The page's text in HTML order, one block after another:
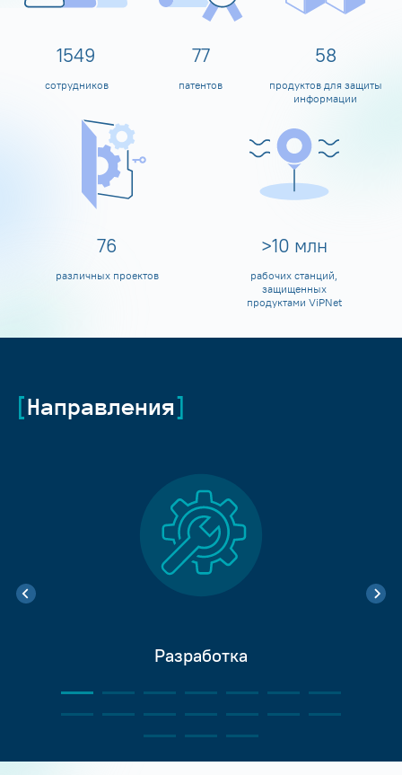
1600
сотрудников
80
патентов
60
продуктов для защиты
информации
80
различных проектов
>10 млн
рабочих станций,
защищенных
продуктами ViPNet
Направления
Разработка